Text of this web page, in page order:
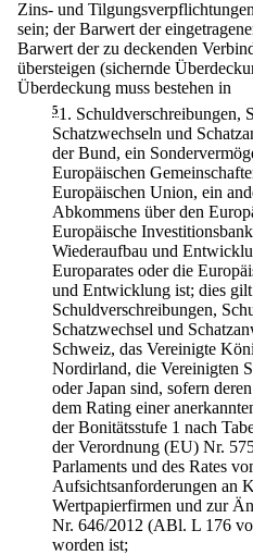
Zins- und
sein; der Barwert der
Barwert der zu deckenden
übersteigen (sichernde
Überdeckung muss bestehen in
51. Schuldverschreibungen,
Schatzwechseln und
der Bund, ein
Europäischen
Europäischen Union, ein
Abkommens über den
Europäische
Wiederaufbau und
Europarates oder die
und Entwicklung ist; dies
Schuldverschreibungen,
Schatzwechsel und
Schweiz, das Vereinigte
Nordirland, die Vereinigten
oder Japan sind, sofern
dem Rating einer
der Bonitätsstufe 1 nach
der Verordnung (EU) Nr.
Parlaments und des Rates
Aufsichtsanforderungen an
Wertpapierfirmen und zur
Nr. 646/2012 (ABl. L 176
worden ist;